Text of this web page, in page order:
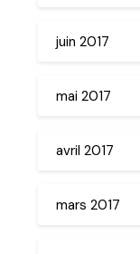
juin 2017
mai 2017
avril 2017
mars 2017